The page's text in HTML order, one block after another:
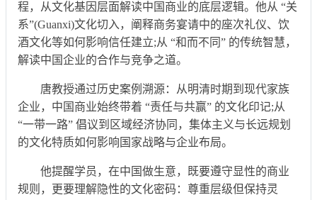
程，从文化基因层面解读中国商业的底层逻辑。他从 “关
系”(Guanxi)文化切入，阐释商务宴请中的座次礼仪、饮
酒文化等如何影响信任建立;从 “和而不同” 的传统智慧，
解读中国企业的合作与竞争之道。
唐教授通过历史案例溯源：从明清时期到现代家族
企业，中国商业始终带着 “责任与共赢” 的文化印记;从
“一带一路” 倡议到区域经济协同，集体主义与长远规划
的文化特质如何影响国家战略与企业布局。
他提醒学员，在中国做生意，既要遵守显性的商业
规则，更要理解隐性的文化密码：尊重层级但保持灵